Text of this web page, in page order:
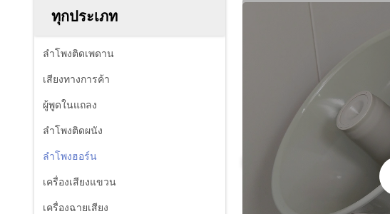
ทุกประเภท
ลำโพงติดเพดาน
เสียงทางการค้า
ผู้พูดในแถลง
ลำโพงติดผนัง
ลำโพงฮอร์น
เครื่องเสียงแขวน
เครื่องฉายเสียง